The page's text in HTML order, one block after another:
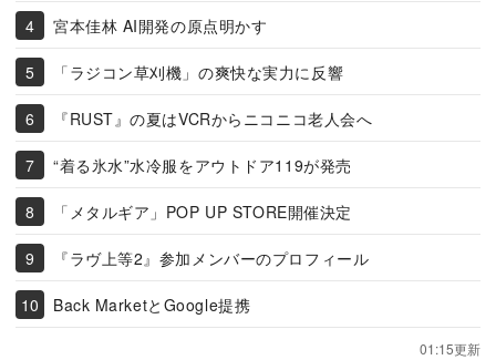
宮本佳林 AI開発の原点明かす
「ラジコン草刈機」の爽快な実力に反響
『RUST』の夏はVCRからニコニコ老人会へ
“着る氷水”水冷服をアウトドア119が発売
「メタルギア」POP UP STORE開催決定
『ラヴ上等2』参加メンバーのプロフィール
Back MarketとGoogle提携
01:15更新